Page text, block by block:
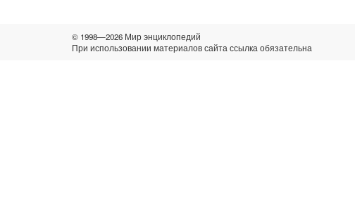
© 1998—2026 Мир энциклопедий
При использовании материалов сайта ссылка обязательна